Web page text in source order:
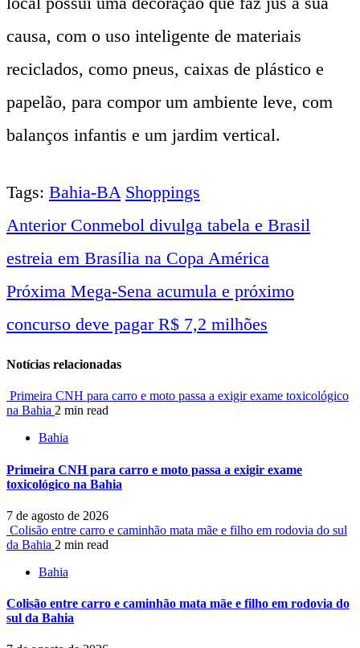
causa, com o uso inteligente de materiais
reciclados, como pneus, caixas de plástico e
papelão, para compor um ambiente leve, com
balanços infantis e um jardim vertical.
Tags: Bahia-BA Shoppings
Navegação
entre
notícias
AnteriorConmebol divulga tabela e Brasil
estreia em Brasília na Copa América
Próxima Mega-Sena acumula e próximo
concurso deve pagar R$ 7,2 milhões
Notícias relacionadas
Primeira CNH para carro e moto passa a exigir exame toxicológico
na Bahia 2 min read
Bahia
Primeira CNH para carro e moto passa a exigir exame
toxicológico na Bahia
7 de agosto de 2026
Colisão entre carro e caminhão mata mãe e filho em rodovia do sul
da Bahia 2 min read
Bahia
Colisão entre carro e caminhão mata mãe e filho em rodovia do
sul da Bahia